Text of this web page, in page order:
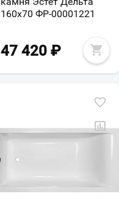
160х70 ФР-00001221
47 420 ₽